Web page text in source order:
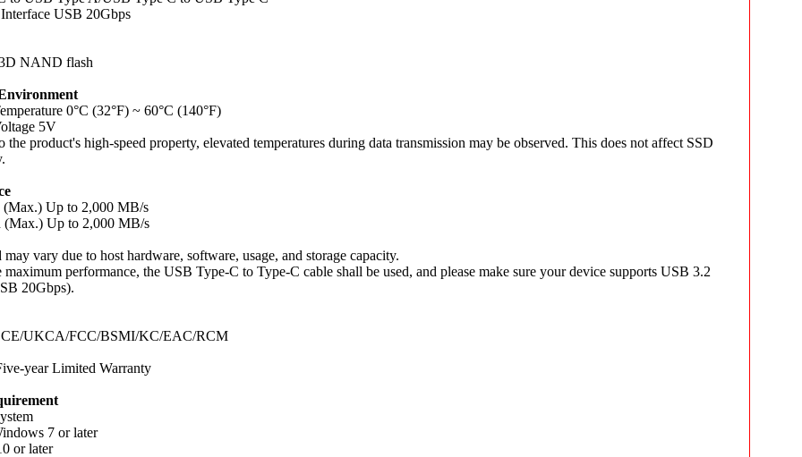
USB 20Gbps
NAND flash
0°C (32°F) ~ 60°C (140°F)
5V
the product's high-speed property, elevated temperatures during data transmission may be observed. This does not affect SSD
(Max.) Up to 2,000 MB/s
(Max.) Up to 2,000 MB/s
may vary due to host hardware, software, usage, and storage capacity.
maximum performance, the USB Type-C to Type-C cable shall be used, and please make sure your device supports USB 3.2
20Gbps).
CE/UKCA/FCC/BSMI/KC/EAC/RCM
year Limited Warranty
7 or later
or later